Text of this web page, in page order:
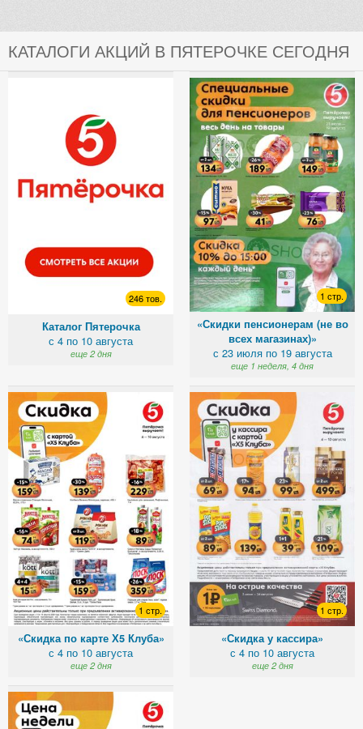
КАТАЛОГИ АКЦИЙ В ПЯТЕРОЧКЕ СЕГОДНЯ
246 тов.
Каталог Пятерочка
с 4 по 10 августа
еще 2 дня
1 стр.
«Скидки пенсионерам (не во
всех магазинах)»
с 23 июля по 19 августа
еще 1 неделя, 4 дня
1 стр.
«Скидка по карте Х5 Клуба»
с 4 по 10 августа
еще 2 дня
1 стр.
«Скидка у кассира»
с 4 по 10 августа
еще 2 дня